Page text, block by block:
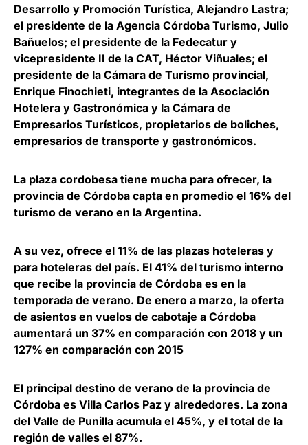
Desarrollo y Promoción Turística, Alejandro Lastra;
el presidente de la Agencia Córdoba Turismo, Julio
Bañuelos; el presidente de la Fedecatur y
vicepresidente II de la CAT, Héctor Viñuales; el
presidente de la Cámara de Turismo provincial,
Enrique Finochieti, integrantes de la Asociación
Hotelera y Gastronómica y la Cámara de
Empresarios Turísticos, propietarios de boliches,
empresarios de transporte y gastronómicos.
La plaza cordobesa tiene mucha para ofrecer, la
provincia de Córdoba capta en promedio el 16% del
turismo de verano en la Argentina.
A su vez, ofrece el 11% de las plazas hoteleras y
para hoteleras del país. El 41% del turismo interno
que recibe la provincia de Córdoba es en la
temporada de verano. De enero a marzo, la oferta
de asientos en vuelos de cabotaje a Córdoba
aumentará un 37% en comparación con 2018 y un
127% en comparación con 2015
El principal destino de verano de la provincia de
Córdoba es Villa Carlos Paz y alrededores. La zona
del Valle de Punilla acumula el 45%, y el total de la
región de valles el 87%.